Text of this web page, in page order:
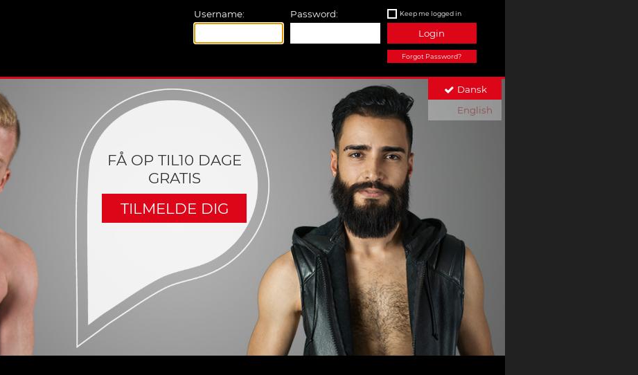
Username: Password: Keep me logged in
Login
Forgot Password?
Dansk
English
FÅ OP TIL10 DAGE
GRATIS
TILMELDE DIG